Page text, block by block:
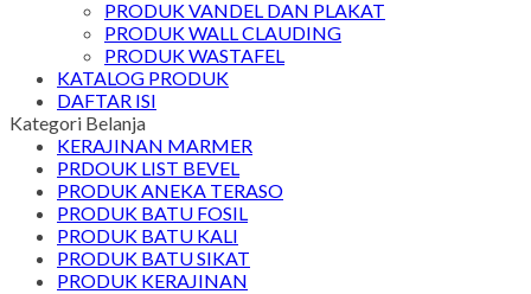
PRODUK VANDEL DAN PLAKAT
PRODUK WALL CLAUDING
PRODUK WASTAFEL
KATALOG PRODUK
DAFTAR ISI
Kategori Belanja
KERAJINAN MARMER
PRDOUK LIST BEVEL
PRODUK ANEKA TERASO
PRODUK BATU FOSIL
PRODUK BATU KALI
PRODUK BATU SIKAT
PRODUK KERAJINAN